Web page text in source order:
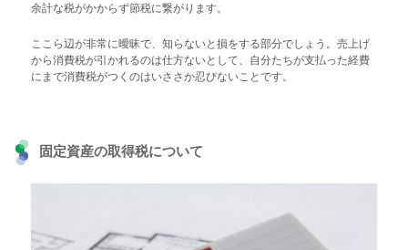
余計な税がかからず節税に繋がります。
ここら辺が非常に曖昧で、知らないと損をする部分でしょう。売上げ
から消費税が引かれるのは仕方ないとして、自分たちが支払った経費
にまで消費税がつくのはいささか忍びないことです。
固定資産の取得税について